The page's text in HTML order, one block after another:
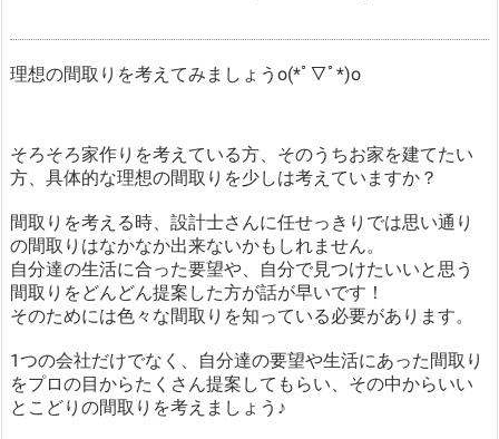
理想の間取りを考えてみましょうo(*ﾟ▽ﾟ*)o
そろそろ家作りを考えている方、そのうちお家を建てたい
方、具体的な理想の間取りを少しは考えていますか？
間取りを考える時、設計士さんに任せっきりでは思い通り
の間取りはなかなか出来ないかもしれません。
自分達の生活に合った要望や、自分で見つけたいいと思う
間取りをどんどん提案した方が話が早いです！
そのためには色々な間取りを知っている必要があります。
1つの会社だけでなく、自分達の要望や生活にあった間取り
をプロの目からたくさん提案してもらい、その中からいい
とこどりの間取りを考えましょう♪